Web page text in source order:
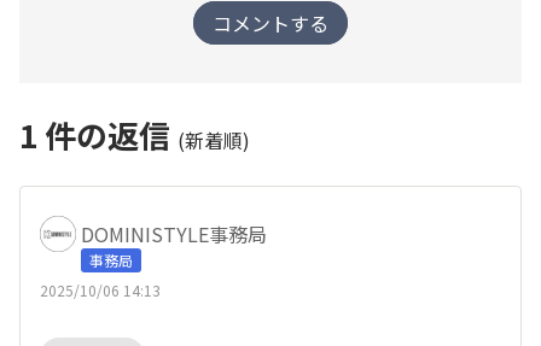
コメントする
1 件の返信 (新着順)
DOMINISTYLE事務局
事務局
2025/10/06 14:13